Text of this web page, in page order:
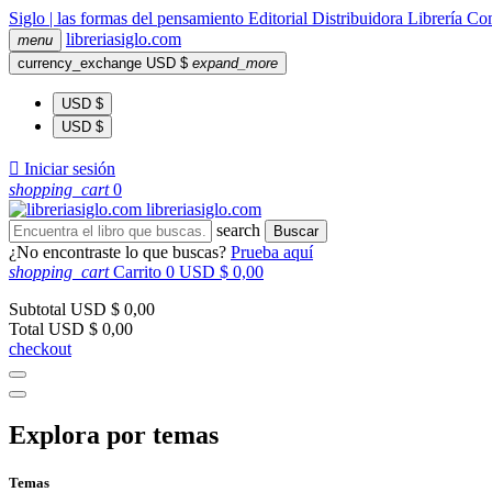
Siglo | las formas del pensamiento Editorial Distribuidora Librería
menu libreriasiglo.com
currency_exchange USD $ expand_more
USD $
USD $
 Iniciar sesión
shopping_cart 0
libreriasiglo.com
search
Buscar
¿No encontraste lo que buscas? Prueba aquí
shopping_cart Carrito 0 USD $ 0,00
Subtotal USD $ 0,00
Total USD $ 0,00
checkout
Explora por temas
Temas